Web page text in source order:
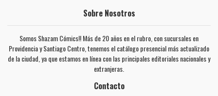
Sobre Nosotros
Somos Shazam Cómics!! Más de 20 años en el rubro, con sucursales en
Providencia y Santiago Centro, tenemos el catálogo presencial más actualizado
de la ciudad, ya que estamos en línea con las principales editoriales nacionales y
extranjeras.
Contacto